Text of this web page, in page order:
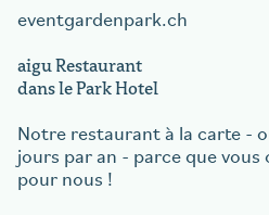
eventgardenpark.ch
aigu Restaurant
dans le Park Hotel
Notre restaurant à la carte -
jours par an - parce que vous
pour nous !